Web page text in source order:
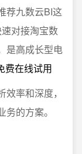
荐九数云BI这
对接淘宝数
是高成长型电
费在线试用
率和深度，
的方案。